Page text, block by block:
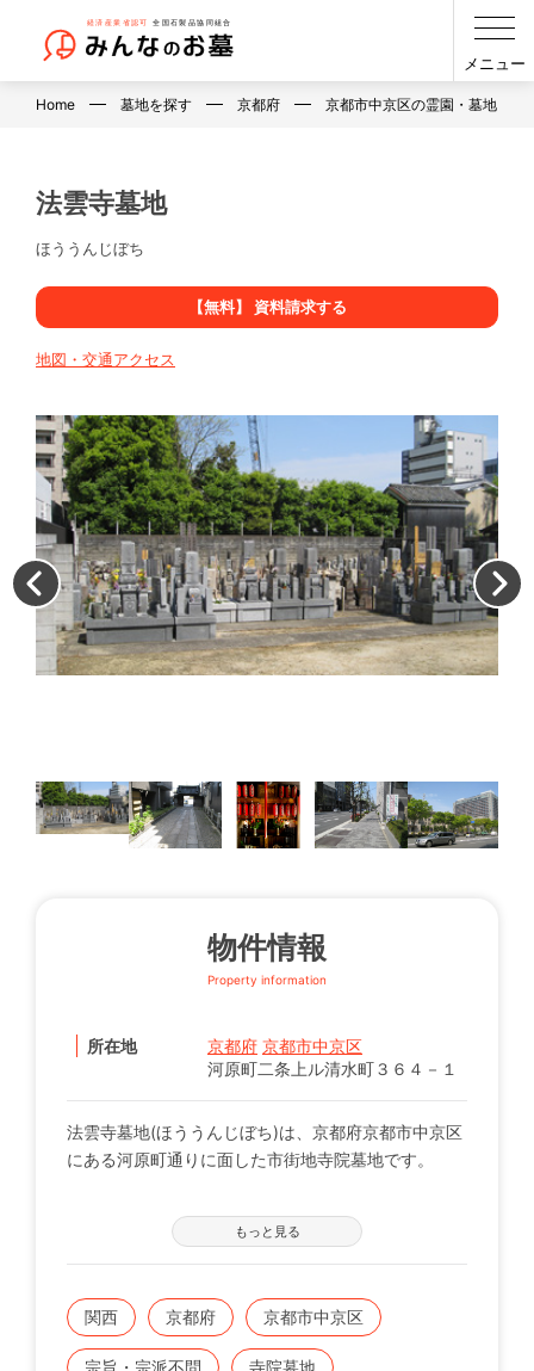
メニュー
Home 墓地を探す 京都府 京都市中京区の霊園・墓地・お
法雲寺墓地
ほううんじぼち
【無料】 資料請求する
地図・交通アクセス
物件情報
Property information
所在地 京都府 京都市中京区
河原町二条上ル清水町３６４－１
法雲寺墓地(ほううんじぼち)は、京都府京都市中京区
にある河原町通りに面した市街地寺院墓地です。
墓地は平地でお墓参りに最適です。市街地の環境です
ので、女性の方や高齢の方に好評な墓地です。
◇宗旨・宗派入園条件：宗旨・宗派不問（日蓮系宗
派以外に限ります。）
もっと見る
関西 京都府 京都市中京区